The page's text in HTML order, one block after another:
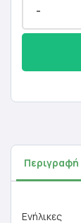
-
Περιγραφή
Ενήλικες